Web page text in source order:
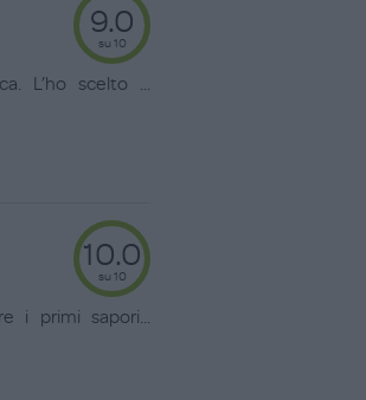
9.0
su 10
L’ho scelto ...
10.0
su 10
i primi sapori...